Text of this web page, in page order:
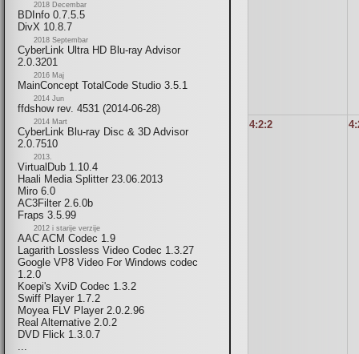
2018 Decembar
BDInfo 0.7.5.5
DivX 10.8.7
2018 Septembar
CyberLink Ultra HD Blu-ray Advisor
2.0.3201
2016 Maj
MainConcept TotalCode Studio 3.5.1
2014 Jun
ffdshow rev. 4531 (2014-06-28)
2014 Mart
CyberLink Blu-ray Disc & 3D Advisor
2.0.7510
2013.
VirtualDub 1.10.4
Haali Media Splitter 23.06.2013
Miro 6.0
AC3Filter 2.6.0b
Fraps 3.5.99
2012 i starije verzije
AAC ACM Codec 1.9
Lagarith Lossless Video Codec 1.3.27
Google VP8 Video For Windows codec
1.2.0
Koepi's XviD Codec 1.3.2
Swiff Player 1.7.2
Moyea FLV Player 2.0.2.96
Real Alternative 2.0.2
DVD Flick 1.3.0.7
...
4:2:2